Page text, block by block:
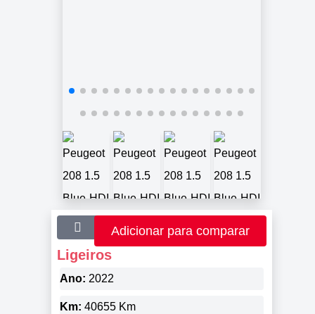
Adicionar para comparar
Ligeiros
Ano: 2022
Km: 40655 Km